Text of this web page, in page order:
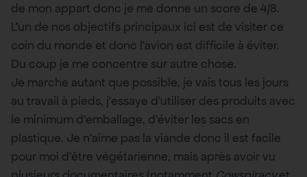
de mon appart donc je me donne un score de 4/8.
L’un de nos objectifs principaux ici est de visiter ce
coin du monde et donc l’avion est difficile à éviter.
Du coup je me concentre sur autre chose.
Je marche autant que possible, je vais tous les jours
au travail à pieds, j’essaye d’utiliser des produits avec
le minimum d’emballage, d’éviter les sacs en
plastique. Je n’aime pas la viande donc il est facile
pour moi d’être végétarienne, mais après avoir vu